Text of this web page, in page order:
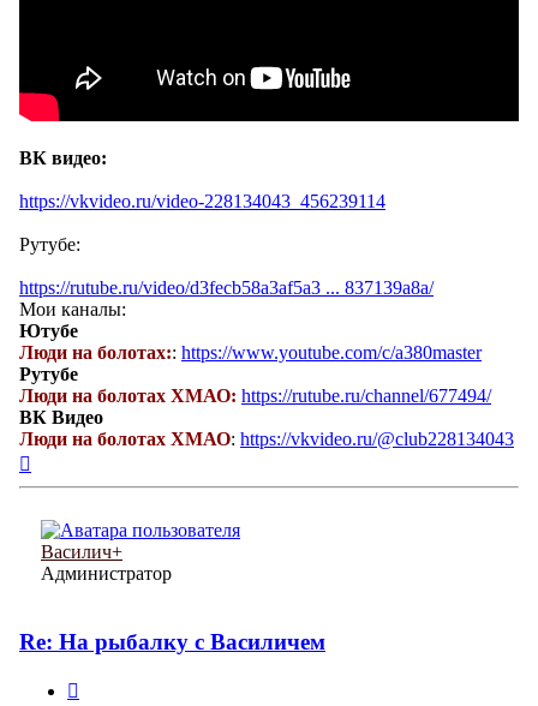
ВК видео:
https://vkvideo.ru/video-228134043_456239114
Рутубе:
https://rutube.ru/video/d3fecb58a3af5a3 ... 837139a8a/
Мои каналы:
Ютубе
Люди на болотах:: https://www.youtube.com/c/a380master
Рутубе
Люди на болотах ХМАО: https://rutube.ru/channel/677494/
ВК Видео
Люди на болотах ХМАО: https://vkvideo.ru/@club228134043
Василич+
Администратор
Re: На рыбалку с Василичем